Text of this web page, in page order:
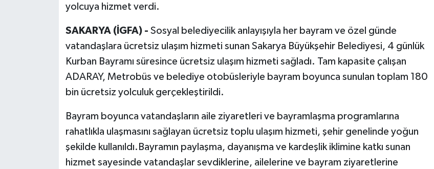
yolcuya hizmet verdi.
SAKARYA (İGFA) - Sosyal belediyecilik anlayışıyla her bayram ve özel günde
vatandaşlara ücretsiz ulaşım hizmeti sunan Sakarya Büyükşehir Belediyesi, 4 günlük
Kurban Bayramı süresince ücretsiz ulaşım hizmeti sağladı. Tam kapasite çalışan
ADARAY, Metrobüs ve belediye otobüsleriyle bayram boyunca sunulan toplam 180
bin ücretsiz yolculuk gerçekleştirildi.
Bayram boyunca vatandaşların aile ziyaretleri ve bayramlaşma programlarına
rahatlıkla ulaşmasını sağlayan ücretsiz toplu ulaşım hizmeti, şehir genelinde yoğun
şekilde kullanıldı.Bayramın paylaşma, dayanışma ve kardeşlik iklimine katkı sunan
hizmet sayesinde vatandaşlar sevdiklerine, ailelerine ve bayram ziyaretlerine